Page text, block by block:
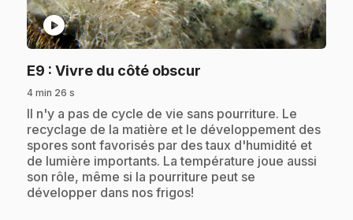
play_circle
E9 : Vivre du côté obscur
4 min 26 s
.Il n'y a pas de cycle de vie sans pourriture. Le
recyclage de la matière et le développement des
spores sont favorisés par des taux d'humidité et
de lumière importants. La température joue aussi
son rôle, même si la pourriture peut se
développer dans nos frigos!